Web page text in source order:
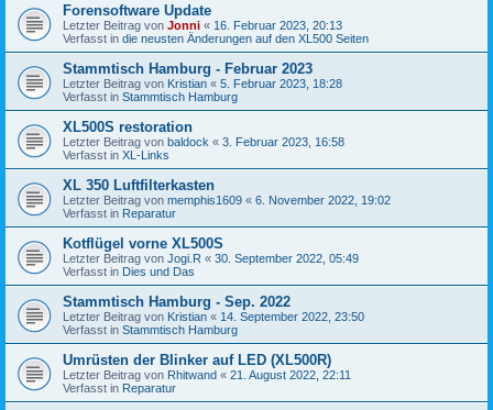
Forensoftware Update
Letzter Beitrag von Jonni « 16. Februar 2023, 20:13
Verfasst in die neusten Änderungen auf den XL500 Seiten
Stammtisch Hamburg - Februar 2023
Letzter Beitrag von Kristian « 5. Februar 2023, 18:28
Verfasst in Stammtisch Hamburg
XL500S restoration
Letzter Beitrag von baldock « 3. Februar 2023, 16:58
Verfasst in XL-Links
XL 350 Luftfilterkasten
Letzter Beitrag von memphis1609 « 6. November 2022, 19:02
Verfasst in Reparatur
Kotflügel vorne XL500S
Letzter Beitrag von Jogi.R « 30. September 2022, 05:49
Verfasst in Dies und Das
Stammtisch Hamburg - Sep. 2022
Letzter Beitrag von Kristian « 14. September 2022, 23:50
Verfasst in Stammtisch Hamburg
Umrüsten der Blinker auf LED (XL500R)
Letzter Beitrag von Rhitwand « 21. August 2022, 22:11
Verfasst in Reparatur